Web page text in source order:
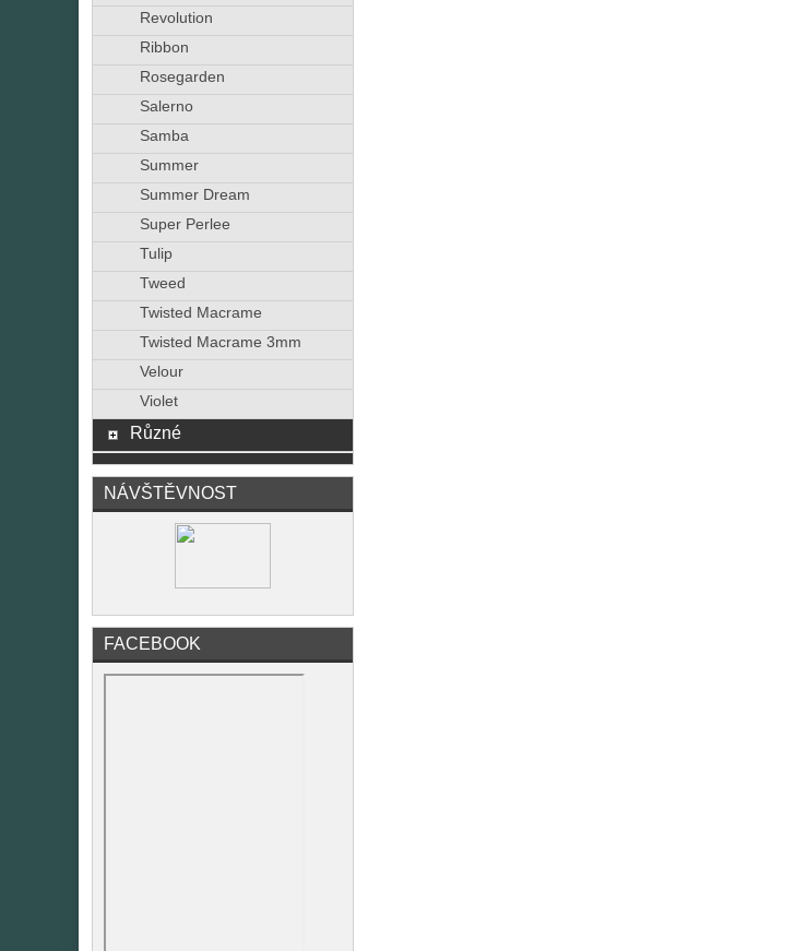
Revolution
Ribbon
Rosegarden
Salerno
Samba
Summer
Summer Dream
Super Perlee
Tulip
Tweed
Twisted Macrame
Twisted Macrame 3mm
Velour
Violet
Různé
NÁVŠTĚVNOST
FACEBOOK